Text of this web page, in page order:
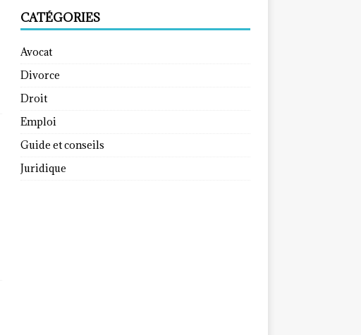
CATÉGORIES
Avocat
Divorce
Droit
Emploi
Guide et conseils
Juridique